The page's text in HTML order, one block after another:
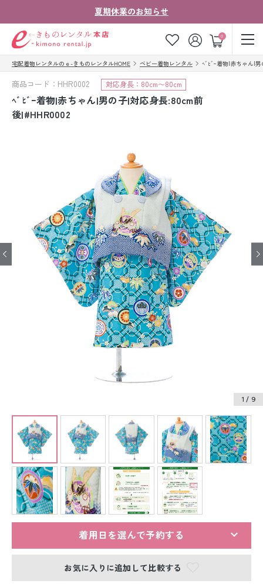
夏期休業のお知らせ
0
ゲスト
お気に入り ログイン カート
ご注文の流れ
会社案内
法人・グループの
お客様はこちら
着物の種類から探す
七五三レンタル
振袖レンタル
卒業式袴レンタル
ジュニア着物レンタル
ジュニア洋装レンタル
ベビー洋装レンタル
紋付袴レンタル
男性礼装レンタル
宅配着物レンタルのｅ-きものレンタルHOME ベビー着物レンタル ﾍﾞﾋﾞｰ着物|赤ちゃん|男
商品コード：HHR0002 対応身長：80cm〜80cm
ﾍﾞﾋﾞｰ着物|赤ちゃん|男の子|対応身長:80cm前
後|#HHR0002
1 / 9
着用日を選んで予約する
お気に入りに追加して比較する